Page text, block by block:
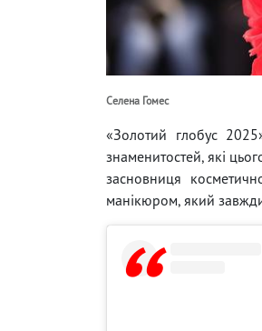
Селена Гомес
«Золотий глобус
знаменитостей, які
засновниця
манікюром, який